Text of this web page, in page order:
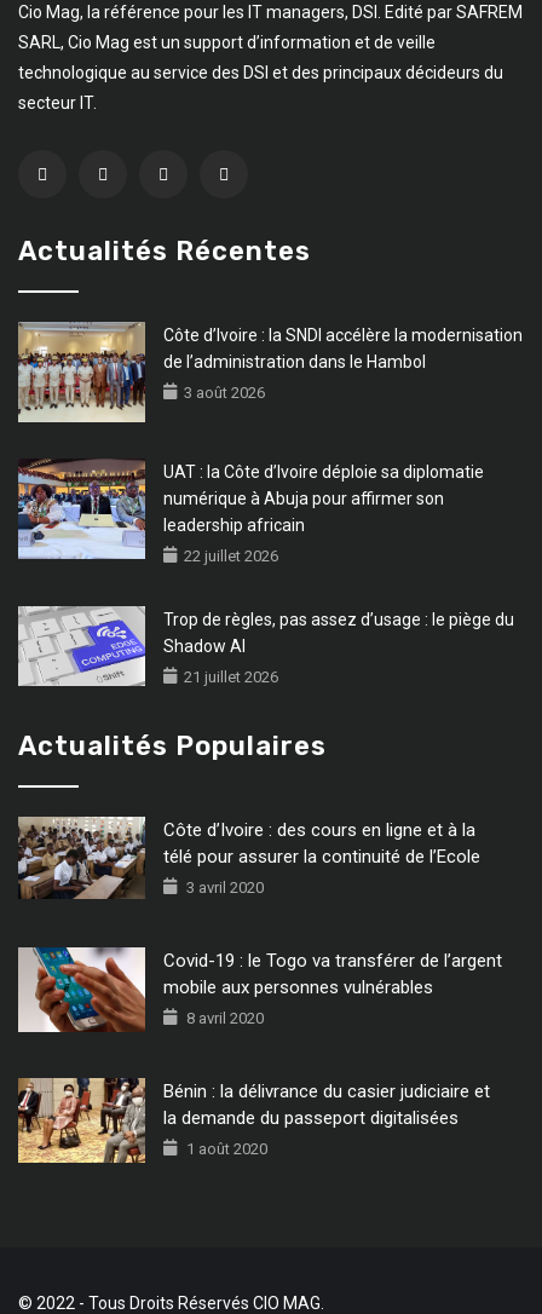
Cio Mag, la référence pour les IT managers, DSI. Edité par SAFREM
SARL, Cio Mag est un support d’information et de veille
technologique au service des DSI et des principaux décideurs du
secteur IT.
Actualités Récentes
Côte d’Ivoire : la SNDI accélère la modernisation
de l’administration dans le Hambol
3 août 2026
UAT : la Côte d’Ivoire déploie sa diplomatie
numérique à Abuja pour affirmer son
leadership africain
22 juillet 2026
Trop de règles, pas assez d’usage : le piège du
Shadow AI
21 juillet 2026
Actualités Populaires
Côte d’Ivoire : des cours en ligne et à la
télé pour assurer la continuité de l’Ecole
3 avril 2020
Covid-19 : le Togo va transférer de l’argent
mobile aux personnes vulnérables
8 avril 2020
Bénin : la délivrance du casier judiciaire et
la demande du passeport digitalisées
1 août 2020
© 2022 - Tous Droits Réservés CIO MAG.